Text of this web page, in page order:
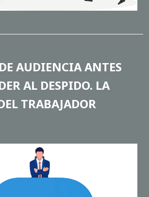
AUDIENCIA ANTES
AL DESPIDO. LA
TRABAJADOR